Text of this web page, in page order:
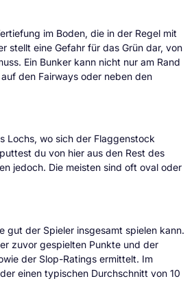
im Boden, die in der Regel mit
stellt eine Gefahr für das Grün dar, von
Ein Bunker kann nicht nur am Rand
den Fairways oder neben den
Lochs, wo sich der Flaggenstock
du von hier aus den Rest des
jedoch. Die meisten sind oft oval oder
gut der Spieler insgesamt spielen kann.
zuvor gespielten Punkte und der
der Slop-Ratings ermittelt. Im
einen typischen Durchschnitt von 10